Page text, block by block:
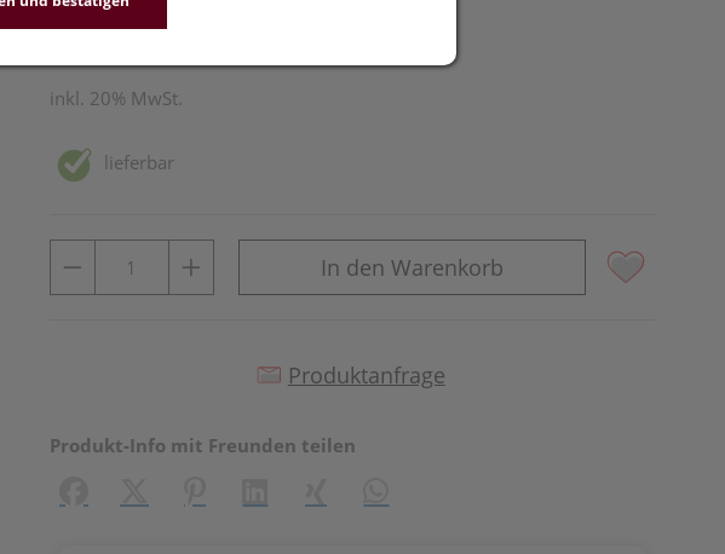
30 Stk. / Einheit
inkl. 20% MwSt.
lieferbar
In den Warenkorb
Produktanfrage
Produkt-Info mit Freunden teilen